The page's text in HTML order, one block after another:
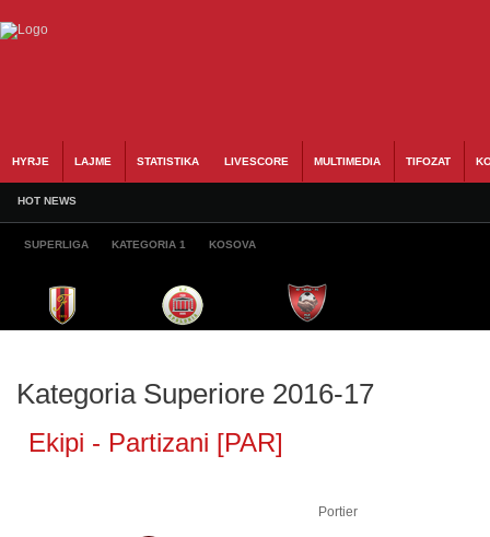
HYRJE LAJME STATISTIKA LIVESCORE MULTIMEDIA TIFOZAT
HOT NEWS
SUPERLIGA KATEGORIA 1 KOSOVA
Kategoria Superiore 2016-17
Ekipi - Partizani [PAR]
Portier